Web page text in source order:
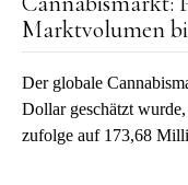
Marktvolumen
Der globale
Dollar geschätzt
zufolge auf 173,68